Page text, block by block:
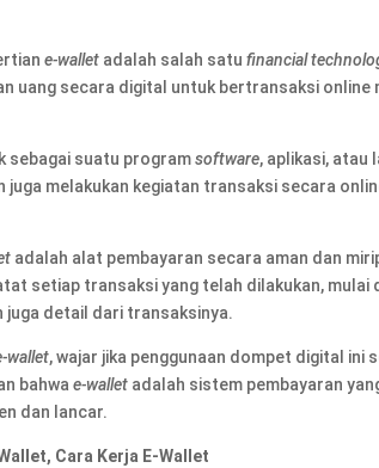
e-wallet adalah salah satufinancial
uang secara digital untuk bertransaksi online
sebagai suatu programsoftware, aplikasi, atau
juga melakukan kegiatan transaksi secara
adalah alat pembayaran secara aman dan
setiap transaksi yang telah dilakukan, mulai
juga detail dari transaksinya.
wallet, wajar jika penggunaan dompet digital ini
bahwae-wallet adalah sistem pembayaran
dan lancar.
Cara Kerja E-Wallet